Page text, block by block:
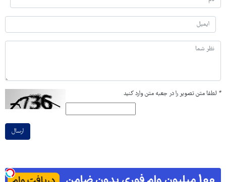
* لطفا متن تصویر را در جعبه متن وارد کنید
ارسال